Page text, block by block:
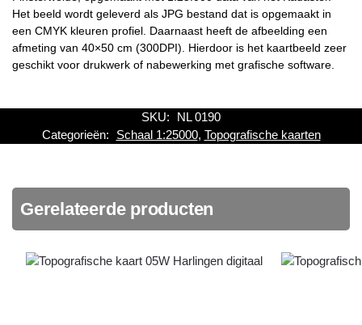
Het beeld wordt geleverd als JPG bestand dat is opgemaakt in
een CMYK kleuren profiel. Daarnaast heeft de afbeelding een
afmeting van 40×50 cm (300DPI). Hierdoor is het kaartbeeld zeer
geschikt voor drukwerk of nabewerking met grafische software.
SKU:
NL 0190
Categorieën:
Schaal 1:25000, Topografische kaarten
Gerelateerde producten